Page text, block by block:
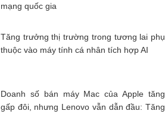
mạng quốc gia
Tăng trưởng thị trường trong tương lai phụ
thuộc vào máy tính cá nhân tích hợp AI
Doanh số bán máy Mac của Apple tăng
gấp đôi, nhưng Lenovo vẫn dẫn đầu: Tăng